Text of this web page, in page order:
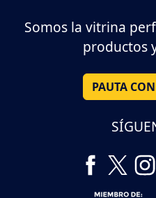
Somos la vitrina
productos
PAUTA